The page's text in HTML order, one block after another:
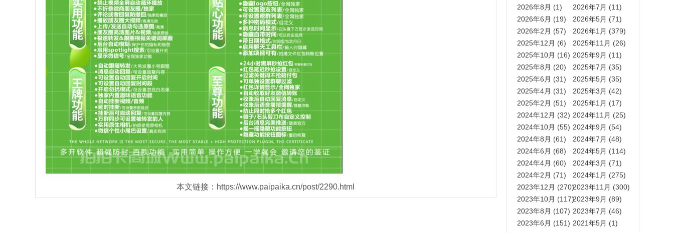
本文链接：https://www.paipaika.cn/post/2290.html
2026年8月 (1)
2026年7月 (11)
2026年6月 (19)
2026年5月 (71)
2026年2月 (57)
2026年1月 (379)
2025年12月 (6)
2025年11月 (26)
2025年10月 (16) 2025年9月 (11)
2025年8月 (20)
2025年7月 (35)
2025年6月 (31)
2025年5月 (35)
2025年4月 (31)
2025年3月 (42)
2025年2月 (51)
2025年1月 (17)
2024年12月 (32) 2024年11月 (25)
2024年10月 (55) 2024年9月 (54)
2024年8月 (61)
2024年7月 (48)
2024年6月 (68)
2024年5月 (114)
2024年4月 (60)
2024年3月 (71)
2024年2月 (71)
2024年1月 (275)
2023年12月 (270)2023年11月 (300)
2023年10月 (117)2023年9月 (89)
2023年8月 (107) 2023年7月 (46)
2023年6月 (151) 2021年5月 (1)